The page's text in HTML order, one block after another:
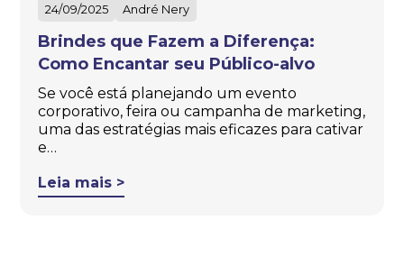
24/09/2025 André Nery
Brindes que Fazem a Diferença:
Como Encantar seu Público-alvo
Se você está planejando um evento
corporativo, feira ou campanha de marketing,
uma das estratégias mais eficazes para cativar
e…
Leia mais >